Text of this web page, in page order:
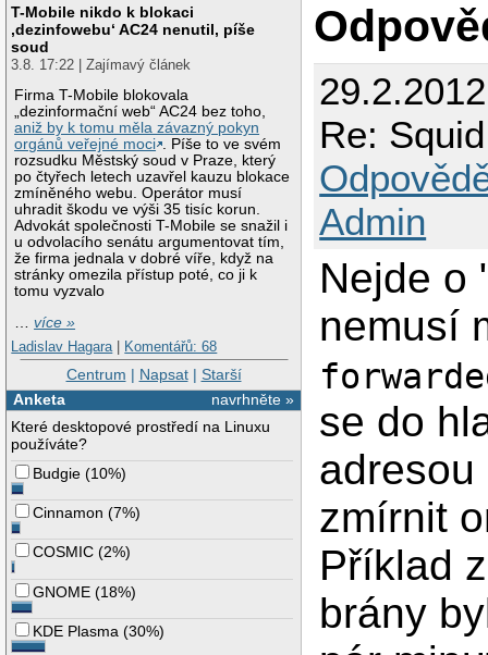
T-Mobile nikdo k blokaci
‚dezinfowebu‘ AC24 nenutil, píše
soud
3.8. 17:22 | Zajímavý článek
Firma T-Mobile blokovala
„dezinformační web“ AC24 bez toho,
aniž by k tomu měla závazný pokyn
orgánů veřejné moci . Píše to ve svém
rozsudku Městský soud v Praze, který
po čtyřech letech uzavřel kauzu blokace
zmíněného webu. Operátor musí
uhradit škodu ve výši 35 tisíc korun.
Advokát společnosti T-Mobile se snažil i
u odvolacího senátu argumentovat tím,
že firma jednala v dobré víře, když na
stránky omezila přístup poté, co ji k
tomu vyzvalo
…více »
Ladislav Hagara | Komentářů: 68
Centrum | Napsat| Starší
navrhněte »
Anketa
Které desktopové prostředí na Linuxu
používáte?
Budgie (10%)
Cinnamon (7%)
COSMIC (2%)
GNOME (18%)
KDE Plasma (30%)
Re:
Admin
Nejde o
nemusí
se do
adresou
zmírnit
Příklad
brány